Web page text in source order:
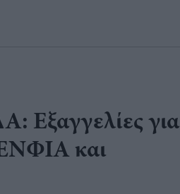
Εξαγγελίες για
ΕΝΦΙΑ και